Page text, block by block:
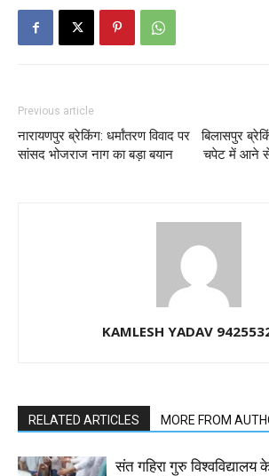
Previous article
नारायणपुर ब्रेकिंग: धर्मांतरण विवाद पर
सांसद भोजराज नाग का बड़ा बयान
बिलासपुर
चपेट में आने से
KAMLESH YADAV
RELATED ARTICLES MORE FROM
संत गहिरा गुरु